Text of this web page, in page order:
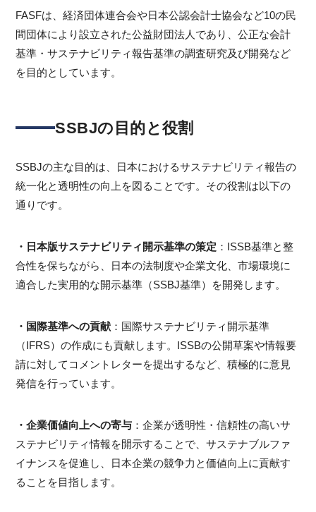
FASFは、経済団体連合会や日本公認会計士協会など10の民
間団体により設立された公益財団法人であり、公正な会計
基準・サステナビリティ報告基準の調査研究及び開発など
を目的としています。
SSBJの目的と役割
SSBJの主な目的は、日本におけるサステナビリティ報告の
統一化と透明性の向上を図ることです。その役割は以下の
通りです。
・日本版サステナビリティ開示基準の策定 ：ISSB基準と整
合性を保ちながら、日本の法制度や企業文化、市場環境に
適合した実用的な開示基準（SSBJ基準）を開発します。
・国際基準への貢献 ：国際サステナビリティ開示基準
（IFRS）の作成にも貢献します。ISSBの公開草案や情報要
請に対してコメントレターを提出するなど、積極的に意見
発信を行っています。
・企業価値向上への寄与 ：企業が透明性・信頼性の高いサ
ステナビリティ情報を開示することで、サステナブルファ
イナンスを促進し、日本企業の競争力と価値向上に貢献す
ることを目指します。